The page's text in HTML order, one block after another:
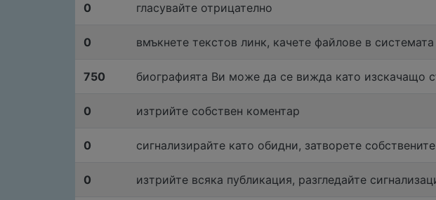
0 гласувайте отрицателно
0 вмъкнете текстов линк, качете файлове в системата
750 биографията Ви може да се вижда като изскачащо
0 изтрийте собствен коментар
0 сигнализирайте като обидни, затворете
0 изтрийте всяка публикация, разгледайте